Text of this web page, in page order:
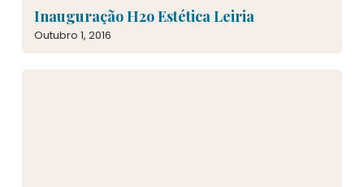
Inauguração H2o Estética Leiria
Outubro 1, 2016